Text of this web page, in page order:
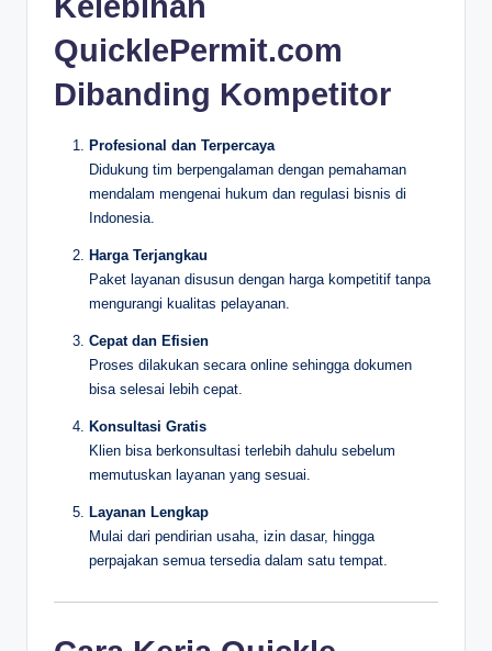
QuicklePermit.com
Dibanding Kompetitor
Profesional dan Terpercaya
Didukung tim berpengalaman dengan pemahaman
mendalam mengenai hukum dan regulasi bisnis di
Indonesia.
Harga Terjangkau
Paket layanan disusun dengan harga kompetitif tanpa
mengurangi kualitas pelayanan.
Cepat dan Efisien
Proses dilakukan secara online sehingga dokumen
bisa selesai lebih cepat.
Konsultasi Gratis
Klien bisa berkonsultasi terlebih dahulu sebelum
memutuskan layanan yang sesuai.
Layanan Lengkap
Mulai dari pendirian usaha, izin dasar, hingga
perpajakan semua tersedia dalam satu tempat.